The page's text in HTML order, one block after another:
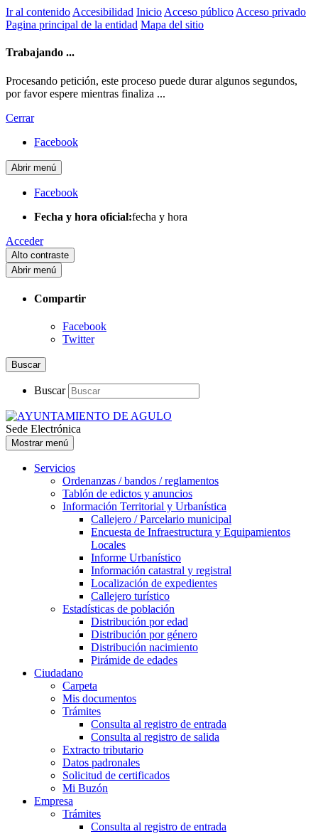
Ir al contenido Accesibilidad Inicio Acceso público Acceso privado
Pagina principal de la entidad Mapa del sitio
Trabajando ...
Procesando petición, este proceso puede durar algunos segundos,
por favor espere mientras finaliza ...
Cerrar
Facebook
Abrir menú
Facebook
Fecha y hora oficial:fecha y hora
Acceder
Alto contraste
Abrir menú
Compartir
Facebook
Twitter
Buscar
Buscar
Sede Electrónica
Mostrar menú
Servicios
Ordenanzas / bandos / reglamentos
Tablón de edictos y anuncios
Información Territorial y Urbanística
Callejero / Parcelario municipal
Encuesta de Infraestructura y Equipamientos
Locales
Informe Urbanístico
Información catastral y registral
Localización de expedientes
Callejero turístico
Estadísticas de población
Distribución por edad
Distribución por género
Distribución nacimiento
Pirámide de edades
Ciudadano
Carpeta
Mis documentos
Trámites
Consulta al registro de entrada
Consulta al registro de salida
Extracto tributario
Datos padronales
Solicitud de certificados
Mi Buzón
Empresa
Trámites
Consulta al registro de entrada